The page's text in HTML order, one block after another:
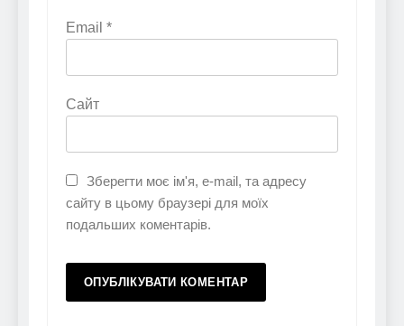
Email *
Сайт
Зберегти моє ім'я, e-mail, та адресу
сайту в цьому браузері для моїх
подальших коментарів.